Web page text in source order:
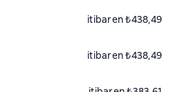
itibaren ₺438,49
itibaren ₺438,49